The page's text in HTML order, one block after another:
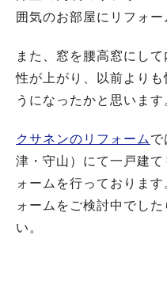
囲気のお部屋にリフォー
また、窓を腰高窓にし
性が上がり、以前より
うになったかと思います
クサネンのリフォーム で
津・守山）にて一戸建
ォームを行っておりま
ォームをご検討中でし
い。